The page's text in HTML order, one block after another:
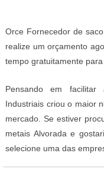
Orce Fornecedor de
realize um orçamento
tempo gratuitamente
Pensando em
Industriais criou o maior
mercado. Se estiver
metais Alvorada e
selecione uma das